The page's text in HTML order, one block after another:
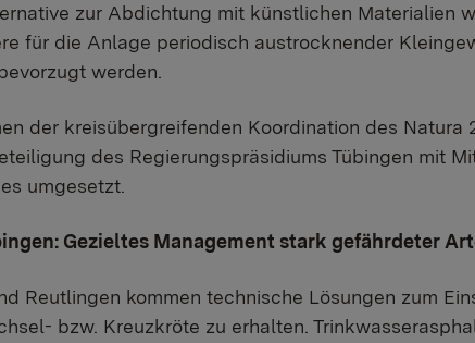
zur Abdichtung mit künstlichen Materialien
für die Anlage periodisch austrocknender
werden.
der kreisübergreifenden Koordination des Natura
des Regierungspräsidiums Tübingen mit
umgesetzt.
Gezieltes Management stark gefährdeter
Reutlingen kommen technische Lösungen zum
bzw. Kreuzkröte zu erhalten.